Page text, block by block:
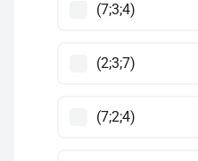
(7;3;4)
(2;3;7)
(7;2;4)